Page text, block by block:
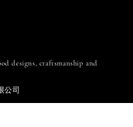
designs, craftsmanship and
公司